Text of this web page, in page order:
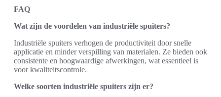
FAQ
Wat zijn de voordelen van industriële spuiters?
Industriële spuiters verhogen de productiviteit door snelle
applicatie en minder verspilling van materialen. Ze bieden ook
consistente en hoogwaardige afwerkingen, wat essentieel is
voor kwaliteitscontrole.
Welke soorten industriële spuiters zijn er?